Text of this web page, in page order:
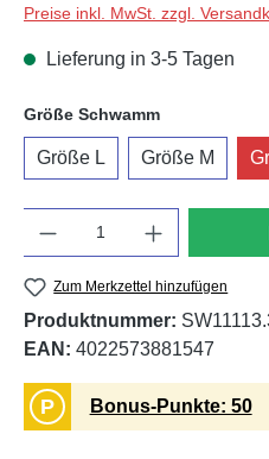
Preise inkl. MwSt. zzgl.
Lieferung in 3-5 Tagen
Größe Schwammauswählen
Größe L Größe M
Zum Merkzettel hinzufügen
Produktnummer:
EAN: 4022573881547
P Bonus-Punkte: 50